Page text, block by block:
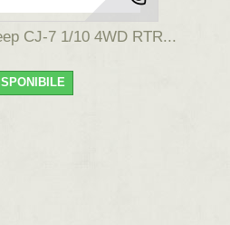
CJ-7 1/10 4WD RTR...